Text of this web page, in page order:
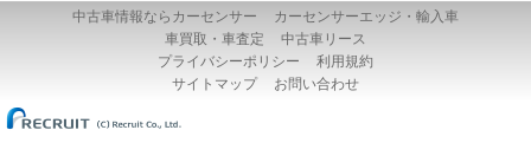
中古車情報ならカーセンサー
カーセンサーエッジ・輸入車
車買取・車査定
中古車リース
プライバシーポリシー
利用規約
サイトマップ
お問い合わせ